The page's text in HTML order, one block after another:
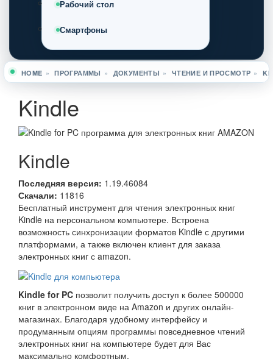
Рабочий стол
Смартфоны
Вы здесь
HOME » ПРОГРАММЫ » ДОКУМЕНТЫ » ЧТЕНИЕ И ПРОСМОТР »
Kindle
Kindle
Последняя версия: 1.19.46084
Скачали: 11816
Бесплатный инструмент для чтения электронных книг
Kindle на персональном компьютере. Встроена
возможность синхронизации форматов Kindle с другими
платформами, а также включен клиент для заказа
электронных книг с amazon.
Kindle for PC позволит получить доступ к более 500000
книг в электронном виде на Amazon и других онлайн-
магазинах. Благодаря удобному интерфейсу и
продуманным опциям программы повседневное чтений
электронных книг на компьютере будет для Вас
максимально комфортным.